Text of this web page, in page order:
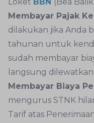
Loket BBN (Bea
Membayar Pajak
dilakukan jika Anda
tahunan untuk
sudah membayar
langsung dilewatkan.
Membayar Biaya
mengurus STNK
Tarif atas